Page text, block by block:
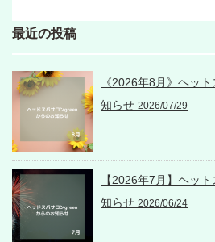
最近の投稿
《2026年8月》ヘッ
知らせ 2026/07/29
【2026年7月】ヘッ
知らせ 2026/06/24